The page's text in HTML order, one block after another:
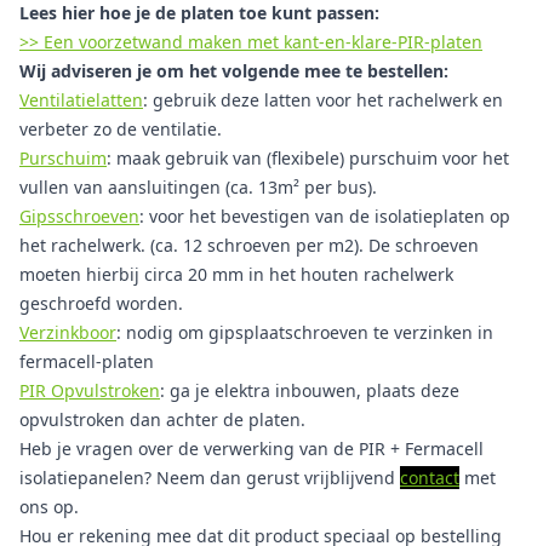
Lees hier hoe je de platen toe kunt passen:
>> Een voorzetwand maken met kant-en-klare-PIR-platen
Wij adviseren je om het volgende mee te bestellen:
Ventilatielatten: gebruik deze latten voor het rachelwerk en
verbeter zo de ventilatie.
Purschuim: maak gebruik van (flexibele) purschuim voor het
vullen van aansluitingen (ca. 13m² per bus).
Gipsschroeven: voor het bevestigen van de isolatieplaten op
het rachelwerk. (ca. 12 schroeven per m2). De schroeven
moeten hierbij circa 20 mm in het houten rachelwerk
geschroefd worden.
Verzinkboor: nodig om gipsplaatschroeven te verzinken in
fermacell-platen
PIR Opvulstroken: ga je elektra inbouwen, plaats deze
opvulstroken dan achter de platen.
Heb je vragen over de verwerking van de PIR + Fermacell
isolatiepanelen? Neem dan gerust vrijblijvend contact met
ons op.
Hou er rekening mee dat dit product speciaal op bestelling